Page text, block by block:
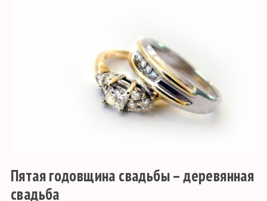
Пятая годовщина свадьбы – деревянная
свадьба